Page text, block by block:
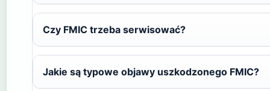
Czy FMIC trzeba serwisować?
Jakie są typowe objawy uszkodzonego FMIC?